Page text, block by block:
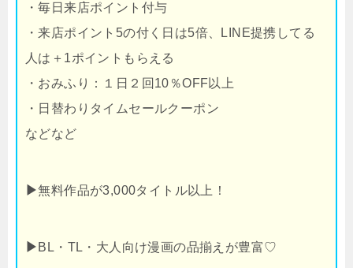
・毎日来店ポイント付与
・来店ポイント5の付く日は5倍、LINE提携してる
人は＋1ポイントもらえる
・おみふり：１日２回10％OFF以上
・日替わりタイムセールクーポン
などなど
▶無料作品が3,000タイトル以上！
▶ BL・TL・大人向け漫画の品揃えが豊富♡